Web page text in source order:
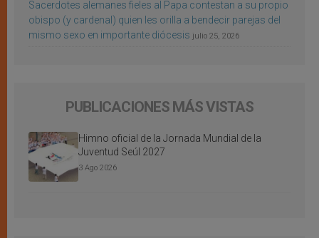
Sacerdotes alemanes fieles al Papa contestan a su propio
obispo (y cardenal) quien les orilla a bendecir parejas del
mismo sexo en importante diócesis julio 25, 2026
PUBLICACIONES MÁS VISTAS
Himno oficial de la Jornada Mundial de la
Juventud Seúl 2027
3 Ago 2026